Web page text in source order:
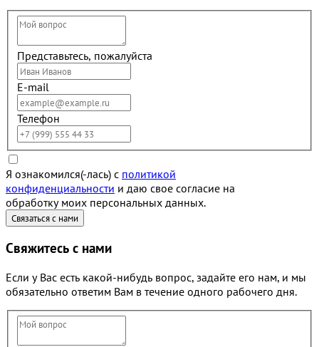
Представьтесь, пожалуйста
E-mail
Телефон
Я ознакомился(-лась) с политикой
конфиденциальности и даю свое согласие на
обработку моих персональных данных.
Свяжитесь с нами
Если у Вас есть какой-нибудь вопрос, задайте его нам, и мы
обязательно ответим Вам в течение одного рабочего дня.